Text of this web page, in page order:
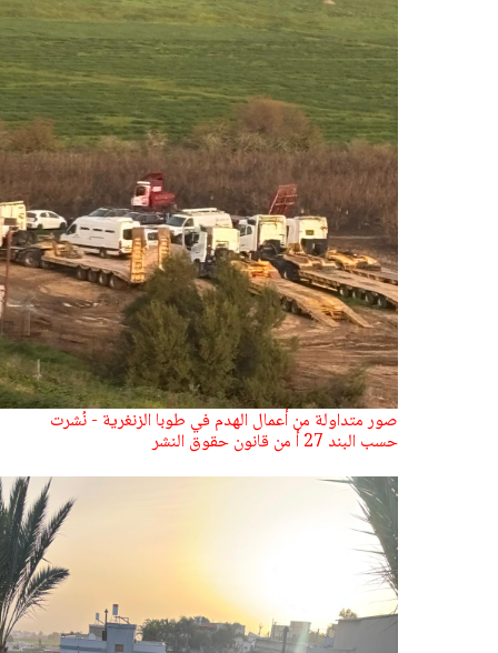
صور متداولة من أعمال الهدم في طوبا الزنغرية - نُشرت
حسب البند 27 أ من قانون حقوق النشر